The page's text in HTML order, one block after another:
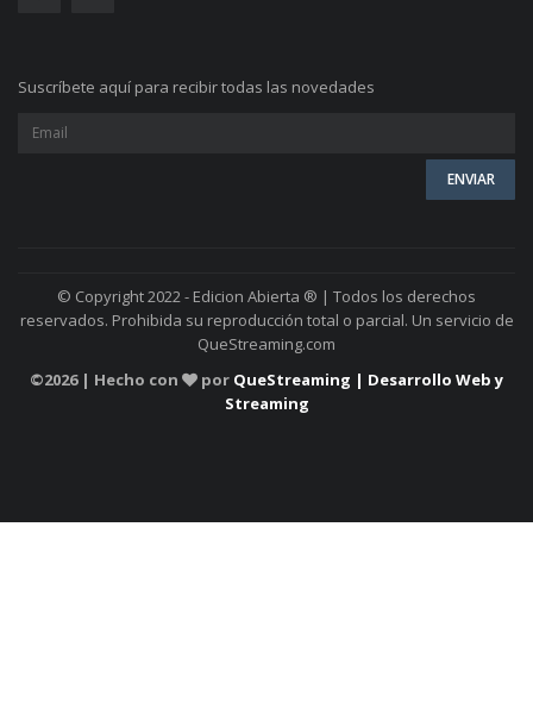
Suscríbete aquí para recibir todas las novedades
© Copyright 2022 - Edicion Abierta ® | Todos los derechos
reservados. Prohibida su reproducción total o parcial. Un servicio de
QueStreaming.com
©2026 | Hecho con por QueStreaming | Desarrollo Web y
Streaming